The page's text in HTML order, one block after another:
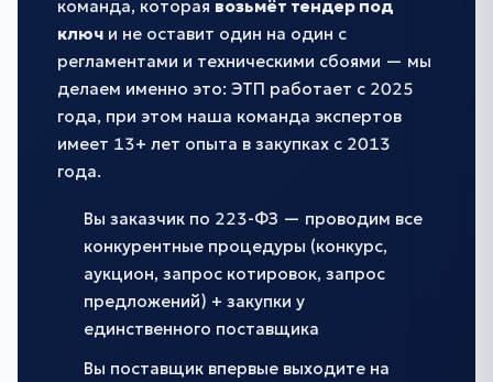
команда, которая возьмёт тендер под
ключ и не оставит один на один с
регламентами и техническими сбоями — мы
делаем именно это: ЭТП работает с 2025
года, при этом наша команда экспертов
имеет 13+ лет опыта в закупках с 2013
года.
Вы заказчик по 223-ФЗ — проводим все
конкурентные процедуры (конкурс,
аукцион, запрос котировок, запрос
предложений) + закупки у
единственного поставщика
Вы поставщик впервые выходите на